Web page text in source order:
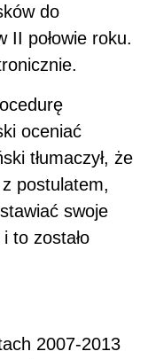
do
II połowie roku.
oceniać
tłumaczył, że
postulatem,
swoje
to zostało
2007-2013